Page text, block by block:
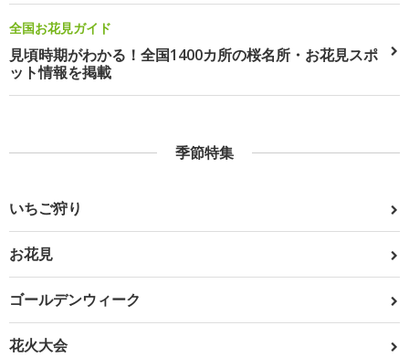
全国お花見ガイド
見頃時期がわかる！全国1400カ所の桜名所・お花見スポ
ット情報を掲載
季節特集
いちご狩り
お花見
ゴールデンウィーク
花火大会